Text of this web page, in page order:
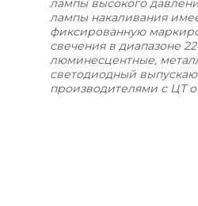
лампы высокого
лампы накаливания
фиксированную
свечения в диапазоне
люминесцентные,
светодиодный
производителями с ЦТ